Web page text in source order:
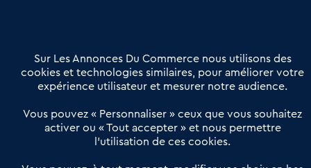
Offres Pro
Actualités
Qui sommes nous ?
Derniers articles
Réseau 3C : un partenaire national dédié aux transactions
Sur Les Annonces Du Commerce nous utilisons des
cookies et technologies similaires, pour améliorer votre
expérience utilisateur et mesurer notre audience.
Vous pouvez « Personnaliser » ceux que vous souhaitez
activer ou « Tout accepter » et nous permettre
l’utilisation de ces cookies.